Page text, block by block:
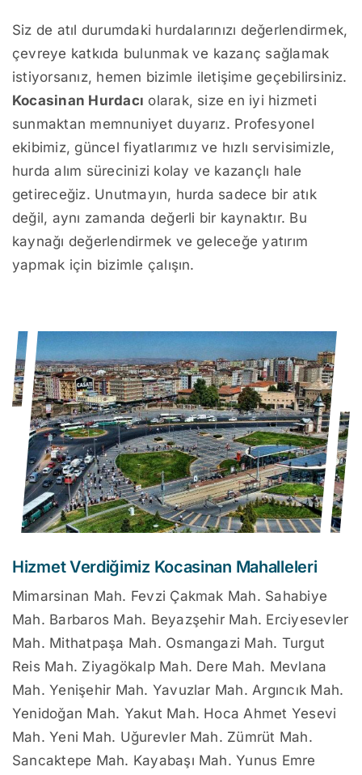
Siz de atıl durumdaki hurdalarınızı değerlendirmek,
çevreye katkıda bulunmak ve kazanç sağlamak
istiyorsanız, hemen bizimle iletişime geçebilirsiniz.
Kocasinan Hurdacı olarak, size en iyi hizmeti
sunmaktan memnuniyet duyarız. Profesyonel
ekibimiz, güncel fiyatlarımız ve hızlı servisimizle,
hurda alım sürecinizi kolay ve kazançlı hale
getireceğiz. Unutmayın, hurda sadece bir atık
değil, aynı zamanda değerli bir kaynaktır. Bu
kaynağı değerlendirmek ve geleceğe yatırım
yapmak için bizimle çalışın.
Hizmet Verdiğimiz Kocasinan Mahalleleri
Mimarsinan Mah. Fevzi Çakmak Mah. Sahabiye
Mah. Barbaros Mah. Beyazşehir Mah. Erciyesevler
Mah. Mithatpaşa Mah. Osmangazi Mah. Turgut
Reis Mah. Ziyagökalp Mah. Dere Mah. Mevlana
Mah. Yenişehir Mah. Yavuzlar Mah. Argıncık Mah.
Yenidoğan Mah. Yakut Mah. Hoca Ahmet Yesevi
Mah. Yeni Mah. Uğurevler Mah. Zümrüt Mah.
Sancaktepe Mah. Kayabaşı Mah. Yunus Emre